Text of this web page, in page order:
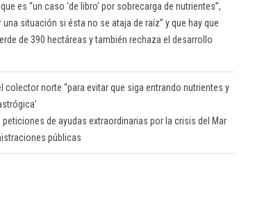
es “un caso ‘de libro’ por sobrecarga de nutrientes”,
situación si ésta no se ataja de raíz” y que hay que
de 390 hectáreas y también rechaza el desarrollo
norte “para evitar que siga entrando nutrientes y
de ayudas extraordinarias por la crisis del Mar
públicas